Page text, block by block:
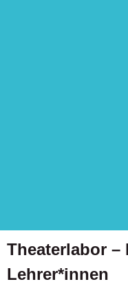
Theaterlabor
Lehrer*innen